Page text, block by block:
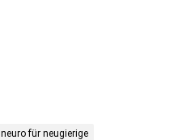
neuro für neugierige